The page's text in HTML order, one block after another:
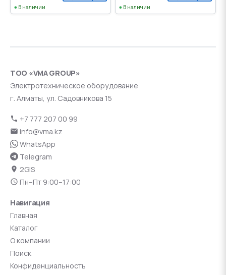
В наличии В наличии
ТОО «VMA GROUP»
Электротехническое оборудование
г. Алматы, ул. Садовникова 15
+7 777 207 00 99
info@vma.kz
WhatsApp
Telegram
2GIS
Пн–Пт 9:00–17:00
Навигация
Главная
Каталог
О компании
Поиск
Конфиденциальность